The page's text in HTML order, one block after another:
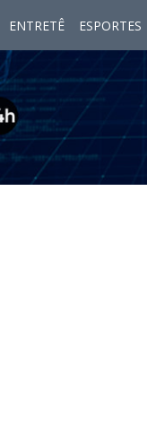
ENTRETÊ ESPORTES